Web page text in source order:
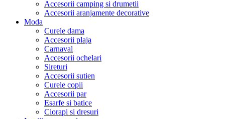
Accesorii camping si drumetii
Accesorii aranjamente decorative
Moda
Curele dama
Accesorii plaja
Carnaval
Accesorii ochelari
Sireturi
Accesorii sutien
Curele copii
Accesorii par
Esarfe si batice
Ciorapi si dresuri